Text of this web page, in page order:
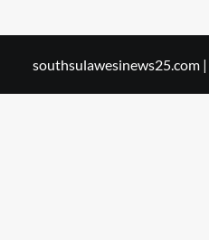
southsulawesinews25.com |